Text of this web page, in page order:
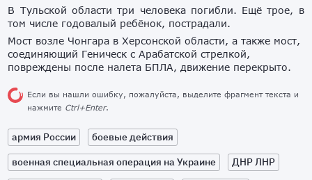
В Тульской области три человека погибли. Ещё трое, в
том числе годовалый ребёнок, пострадали.
Мост возле Чонгара в Херсонской области, а также мост,
соединяющий Геническ с Арабатской стрелкой,
повреждены после налета БПЛА, движение перекрыто.
Если вы нашли ошибку, пожалуйста, выделите фрагмент текста и
нажмите Ctrl+Enter.
армия России
боевые действия
военная специальная операция на Украине
ДНР ЛНР